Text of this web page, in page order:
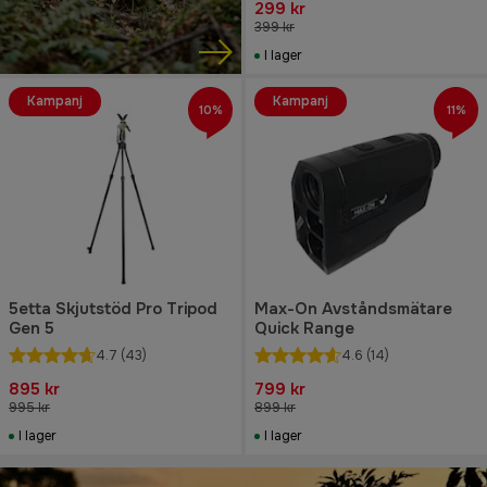
299 kr
399 kr
I lager
5etta Skjutstöd Pro Tripod
Gen 5
4.7 (43)
895 kr
995 kr
I lager
Kampanj 10%
Max-On Avståndsmätare
Quick Range
4.6 (14)
799 kr
899 kr
I lager
Kampanj 11%